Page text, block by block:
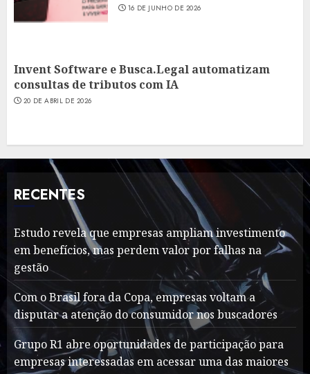
16 DE JUNHO DE 2026
Invent Software e Busca.Legal automatizam
consultas de tributos com IA
20 DE ABRIL DE 2026
RECENTES
Estudo revela que empresas ampliam investimento
em benefícios, mas perdem valor por falhas na
gestão
Com o Brasil fora da Copa, empresas voltam a
disputar a atenção do consumidor nos buscadores
Grupo R1 abre oportunidades de participação para
empresas interessadas em acessar uma das maiores